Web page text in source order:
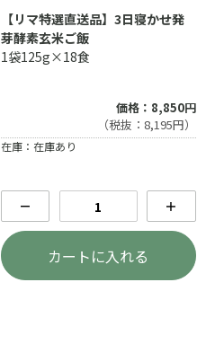
【リマ特選直送品】3日寝かせ発
芽酵素玄米ご飯
1袋125g×18食
価格：8,850円
（税抜：8,195円）
在庫：在庫あり
－ ＋
カートに入れる